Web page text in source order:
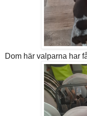
Dom här valparna har